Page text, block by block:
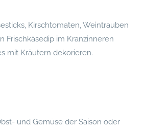
Kirschtomaten, Weintrauben
Frischkäsedip im Kranzinneren
mit Kräutern dekorieren.
und Gemüse der Saison oder